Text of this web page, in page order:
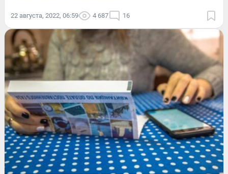
22 августа, 2022, 06:59 4 687 16